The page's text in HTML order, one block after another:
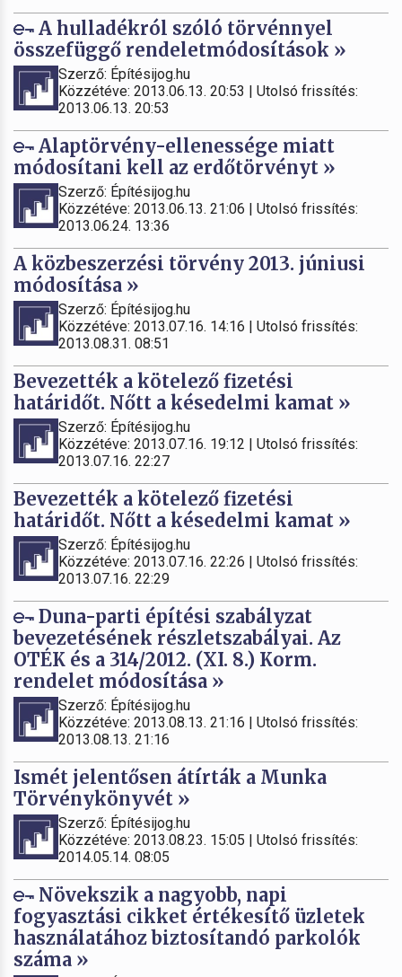
A hulladékról szóló törvénnyel
összefüggő rendeletmódosítások »
Szerző: Építésijog.hu
Közzétéve: 2013.06.13. 20:53 | Utolsó frissítés:
2013.06.13. 20:53
Alaptörvény-ellenessége miatt
módosítani kell az erdőtörvényt »
Szerző: Építésijog.hu
Közzétéve: 2013.06.13. 21:06 | Utolsó frissítés:
2013.06.24. 13:36
A közbeszerzési törvény 2013. júniusi
módosítása »
Szerző: Építésijog.hu
Közzétéve: 2013.07.16. 14:16 | Utolsó frissítés:
2013.08.31. 08:51
Bevezették a kötelező fizetési
határidőt. Nőtt a késedelmi kamat »
Szerző: Építésijog.hu
Közzétéve: 2013.07.16. 19:12 | Utolsó frissítés:
2013.07.16. 22:27
Bevezették a kötelező fizetési
határidőt. Nőtt a késedelmi kamat »
Szerző: Építésijog.hu
Közzétéve: 2013.07.16. 22:26 | Utolsó frissítés:
2013.07.16. 22:29
Duna-parti építési szabályzat
bevezetésének részletszabályai. Az
OTÉK és a 314/2012. (XI. 8.) Korm.
rendelet módosítása »
Szerző: Építésijog.hu
Közzétéve: 2013.08.13. 21:16 | Utolsó frissítés:
2013.08.13. 21:16
Ismét jelentősen átírták a Munka
Törvénykönyvét »
Szerző: Építésijog.hu
Közzétéve: 2013.08.23. 15:05 | Utolsó frissítés:
2014.05.14. 08:05
Növekszik a nagyobb, napi
fogyasztási cikket értékesítő üzletek
használatához biztosítandó parkolók
száma »